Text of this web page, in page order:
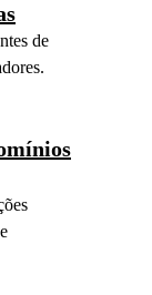
de